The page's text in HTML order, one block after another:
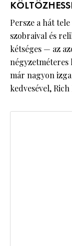
Persze a hát
szobraival és
kétséges — az
négyzetméteres
már nagyon
kedvesével,